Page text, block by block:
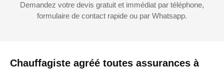
Chauffagiste agréé toutes assurances à
Demandez votre devis gratuit et immédiat par téléphone,
formulaire de contact rapide ou par Whatsapp.